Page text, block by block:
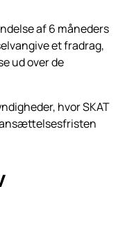
af 6 måneders
et fradrag,
ud over de
hvor SKAT